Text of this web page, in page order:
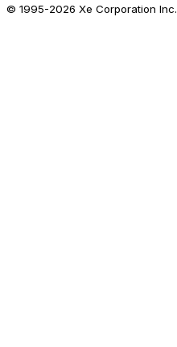
© 1995-2026 Xe Corporation Inc.